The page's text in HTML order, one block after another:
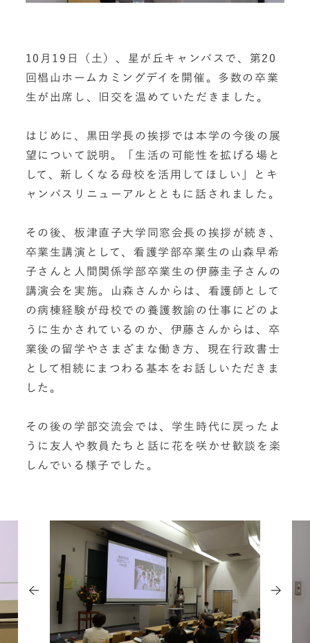
10月19日（土）、星が丘キャンパスで、第20
回椙山ホームカミングデイを開催。多数の卒業
生が出席し、旧交を温めていただきました。
はじめに、黒田学長の挨拶では本学の今後の展
望について説明。「生活の可能性を拡げる場と
して、新しくなる母校を活用してほしい」とキ
ャンパスリニューアルとともに話されました。
その後、板津直子大学同窓会長の挨拶が続き、
卒業生講演として、看護学部卒業生の山森早希
子さんと人間関係学部卒業生の伊藤圭子さんの
講演会を実施。山森さんからは、看護師として
の病棟経験が母校での養護教諭の仕事にどのよ
うに生かされているのか、伊藤さんからは、卒
業後の留学やさまざまな働き方、現在行政書士
として相続にまつわる基本をお話しいただきま
した。
その後の学部交流会では、学生時代に戻ったよ
うに友人や教員たちと話に花を咲かせ歓談を楽
しんでいる様子でした。